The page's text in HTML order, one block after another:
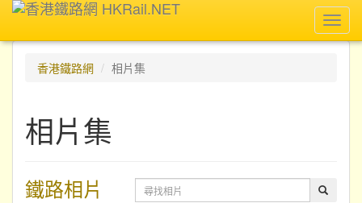
香港鐵路網
相片集
相片集
鐵路相片